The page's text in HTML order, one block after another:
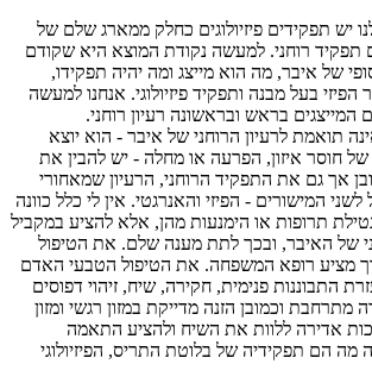
יש תפקידים פיזיולוגים כחלק ממארג שלם של
תפקיד רוחני. למעשה נקודת המוצא היא שקודם
של איבר, מה הוא מייצג ומה יהיה תפקידו,
הפיזי בעל מבנה ותפקיד פיזיולוגי. אנחנו למעשה
המייצגים בראש ובראשונה רעיון רוחני.
תואמת לרעיון הרוחני של איבר - הוא יוצא
של חוסר איזון, הפרעה או מחלה - יש להבין את
אך גם את התפקיד הרוחני, הרעיון שמאחורי
המישורים - הפיזי והאנרגטי. אין לי כלל כוונה
תרופות או הימנעות מהן, אלא להציע במקביל
של האיבר, ובכך לתת מענה שלם. את הטיפול
מציע רופא המשפחה. את הטיפול הטבעי האדם
התבוננות פנימית, חקירה, שיח, זיהוי דפוסים
וכמובן הזנה מדייקת במזון רגשי ומזון
אדירה ללוות את השיח ולהציע התאמה
מה הם תפקידיה של בלוטת התריס, הפיזיולוגי